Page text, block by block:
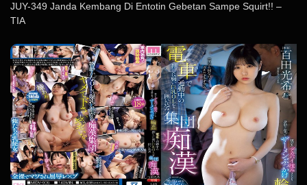
JUY-349 Janda Kembang Di Entotin Gebetan Sampe Squirt!! –
TIA